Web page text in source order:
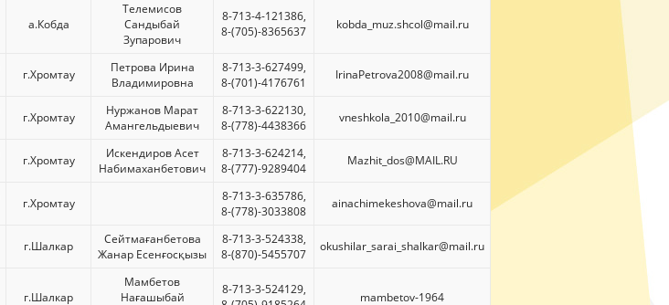
а.Кобда
Телемисов
Сандыбай
Зупарович
8-713-4-121386,
8-(705)-8365637
kobda_muz.shcol@mail.ru
г.Хромтау
Петрова Ирина
Владимировна
8-713-3-627499,
8-(701)-4176761
IrinaPetrova2008@mail.ru
г.Хромтау
Нуржанов Марат
Амангельдыевич
8-713-3-622130,
8-(778)-4438366
vneshkola_2010@mail.ru
г.Хромтау
Искендиров Асет
Набимаханбетович
8-713-3-624214,
8-(777)-9289404
Mazhit_dos@MAIL.RU
г.Хромтау
8-713-3-635786,
8-(778)-3033808
ainachimekeshova@mail.ru
г.Шалкар
Сейтмағанбетова
Жанар Есенғосқызы
8-713-3-524338,
8-(870)-5455707
okushilar_sarai_shalkar@mail.ru
г.Шалкар
Мамбетов
Нағашыбай
8-713-3-524129,
mambetov-1964